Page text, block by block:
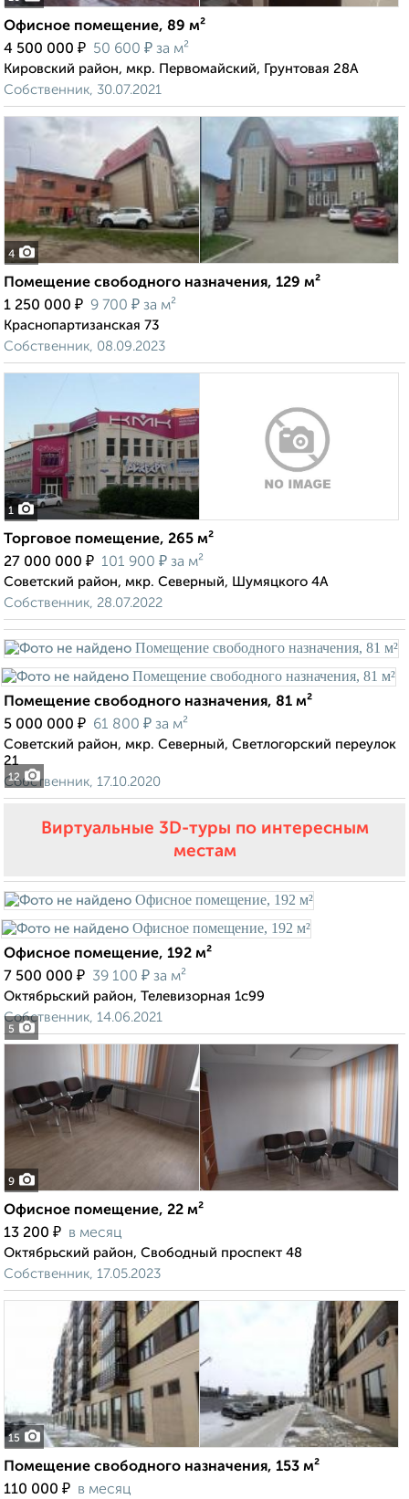
Офисное помещение, 89 м²
4 500 000 ₽ 50 600 ₽ за м²
Кировский район, мкр. Первомайский, Грунтовая 28А
Собственник, 30.07.2021
4
Помещение свободного назначения, 129 м²
1 250 000 ₽ 9 700 ₽ за м²
Краснопартизанская 73
Собственник, 08.09.2023
1
Торговое помещение, 265 м²
27 000 000 ₽ 101 900 ₽ за м²
Советский район, мкр. Северный, Шумяцкого 4А
Собственник, 28.07.2022
12
Помещение свободного назначения, 81 м²
5 000 000 ₽ 61 800 ₽ за м²
Советский район, мкр. Северный, Светлогорский переулок
21
Собственник, 17.10.2020
Виртуальные 3D-туры по интересным
местам
5
Офисное помещение, 192 м²
7 500 000 ₽ 39 100 ₽ за м²
Октябрьский район, Телевизорная 1с99
Собственник, 14.06.2021
9
Офисное помещение, 22 м²
13 200 ₽ в месяц
Октябрьский район, Свободный проспект 48
Собственник, 17.05.2023
15
Помещение свободного назначения, 153 м²
110 000 ₽ в месяц